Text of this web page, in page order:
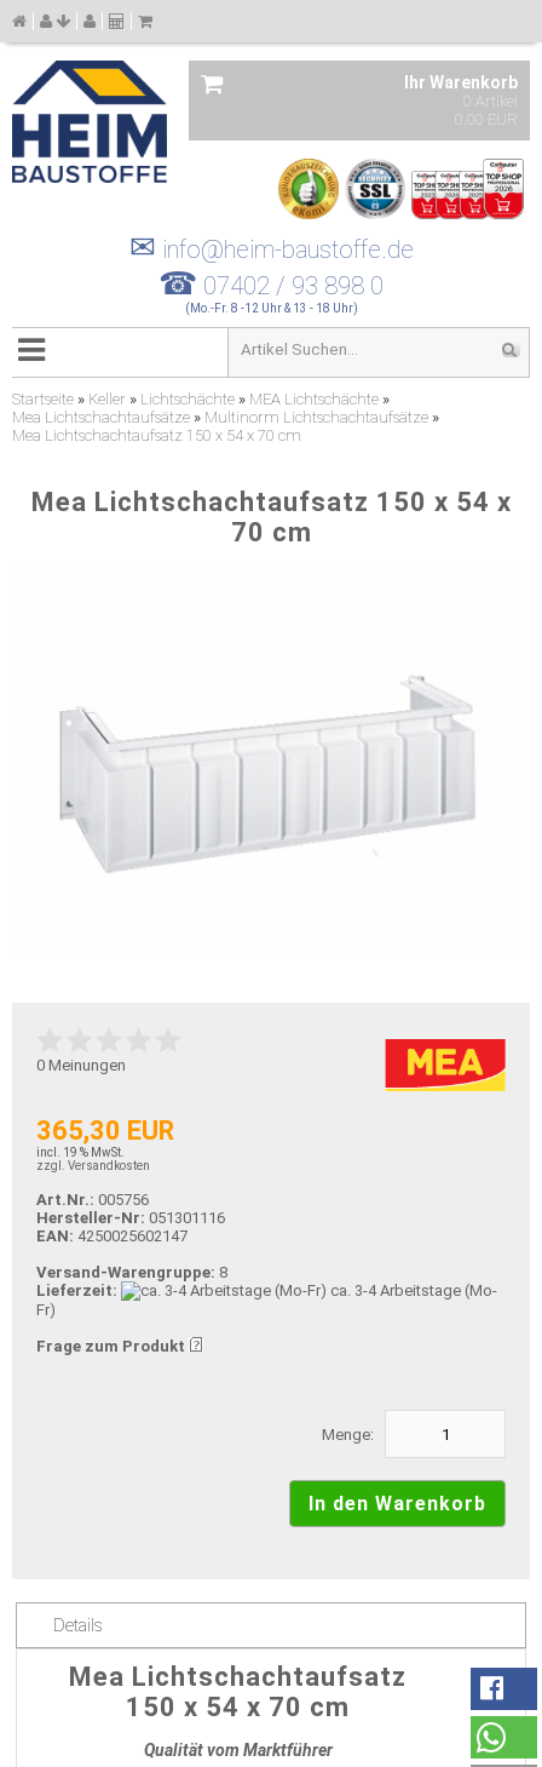
Ihr Warenkorb
0 Artikel
0,00 EUR
✉ info@heim-baustoffe.de
☎ 07402 / 93 898 0
(Mo.-Fr. 8 -12 Uhr & 13 - 18 Uhr)
Startseite » Keller » Lichtschächte » MEA Lichtschächte »
Mea Lichtschachtaufsätze » Multinorm Lichtschachtaufsätze »
Mea Lichtschachtaufsatz 150 x 54 x 70 cm
Mea Lichtschachtaufsatz 150 x 54 x
70 cm
0 Meinungen
365,30 EUR
incl. 19 % MwSt.
zzgl. Versandkosten
Art.Nr.: 005756
Hersteller-Nr: 051301116
EAN: 4250025602147
Versand-Warengruppe: 8
Lieferzeit:
ca. 3-4 Arbeitstage (Mo-
Fr)
Frage zum Produkt
Menge:
Details
Mea Lichtschachtaufsatz
150 x 54 x 70 cm
Qualität vom Marktführer